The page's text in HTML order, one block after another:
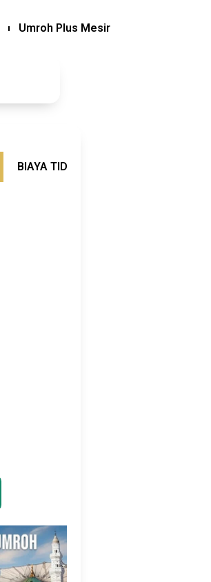
Umroh Plus Mesir
BIAYA TIDAK TERMASUK